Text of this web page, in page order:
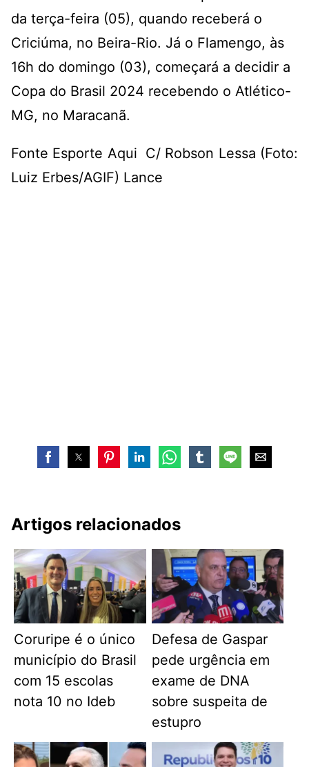
da terça-feira (05), quando receberá o
Criciúma, no Beira-Rio. Já o Flamengo, às
16h do domingo (03), começará a decidir a
Copa do Brasil 2024 recebendo o Atlético-
MG, no Maracanã.
Fonte Esporte Aqui C/ Robson Lessa (Foto:
Luiz Erbes/AGIF) Lance
Artigos relacionados
Coruripe é o único
município do Brasil
com 15 escolas
nota 10 no Ideb
Defesa de Gaspar
pede urgência em
exame de DNA
sobre suspeita de
estupro